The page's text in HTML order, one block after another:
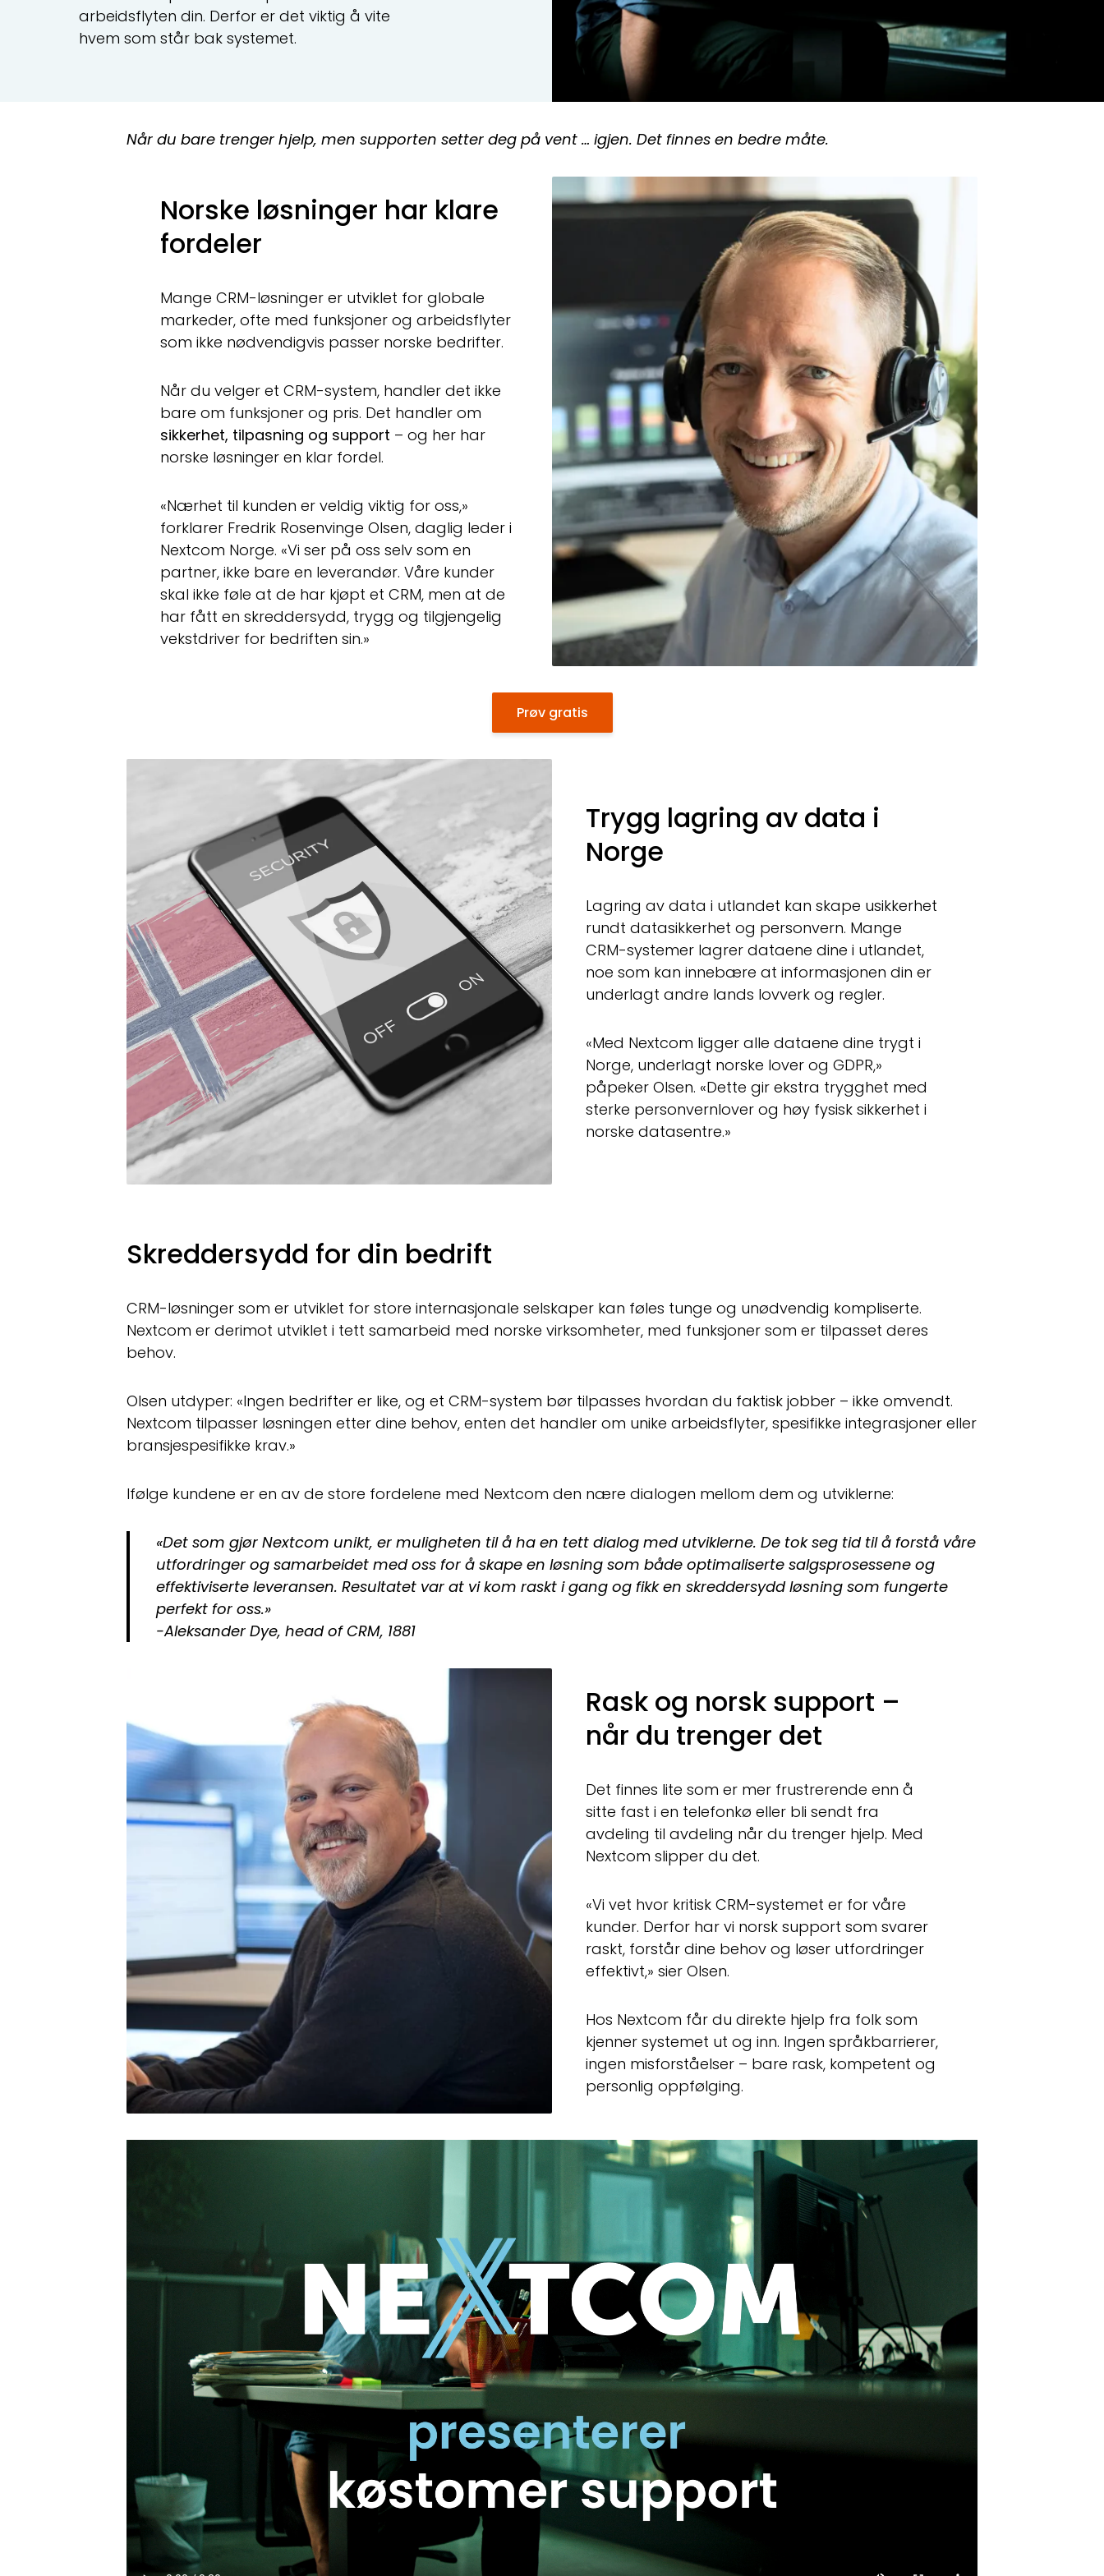
arbeidsflyten din. Derfor er det viktig å vite
hvem som står bak systemet.
Når du bare trenger hjelp, men supporten setter deg på vent … igjen. Det finnes en bedre måte.
Norske løsninger har klare
fordeler
Mange CRM-løsninger er utviklet for globale
markeder, ofte med funksjoner og arbeidsflyter
som ikke nødvendigvis passer norske bedrifter.
Når du velger et CRM-system, handler det ikke
bare om funksjoner og pris. Det handler om
sikkerhet, tilpasning og support – og her har
norske løsninger en klar fordel.
«Nærhet til kunden er veldig viktig for oss,»
forklarer Fredrik Rosenvinge Olsen, daglig leder i
Nextcom Norge. «Vi ser på oss selv som en
partner, ikke bare en leverandør. Våre kunder
skal ikke føle at de har kjøpt et CRM, men at de
har fått en skreddersydd, trygg og tilgjengelig
vekstdriver for bedriften sin.»
Prøv gratis
Trygg lagring av data i
Norge
Lagring av data i utlandet kan skape usikkerhet
rundt datasikkerhet og personvern. Mange
CRM-systemer lagrer dataene dine i utlandet,
noe som kan innebære at informasjonen din er
underlagt andre lands lovverk og regler.
«Med Nextcom ligger alle dataene dine trygt i
Norge, underlagt norske lover og GDPR,»
påpeker Olsen. «Dette gir ekstra trygghet med
sterke personvernlover og høy fysisk sikkerhet i
norske datasentre.»
Skreddersydd for din bedrift
CRM-løsninger som er utviklet for store internasjonale selskaper kan føles tunge og unødvendig kompliserte.
Nextcom er derimot utviklet i tett samarbeid med norske virksomheter, med funksjoner som er tilpasset deres
behov.
Olsen utdyper: «Ingen bedrifter er like, og et CRM-system bør tilpasses hvordan du faktisk jobber – ikke omvendt.
Nextcom tilpasser løsningen etter dine behov, enten det handler om unike arbeidsflyter, spesifikke integrasjoner eller
bransjespesifikke krav.»
Ifølge kundene er en av de store fordelene med Nextcom den nære dialogen mellom dem og utviklerne:
«Det som gjør Nextcom unikt, er muligheten til å ha en tett dialog med utviklerne. De tok seg tid til å forstå våre
utfordringer og samarbeidet med oss for å skape en løsning som både optimaliserte salgsprosessene og
effektiviserte leveransen. Resultatet var at vi kom raskt i gang og fikk en skreddersydd løsning som fungerte
perfekt for oss.»
-Aleksander Dye, head of CRM, 1881
Rask og norsk support –
når du trenger det
Det finnes lite som er mer frustrerende enn å
sitte fast i en telefonkø eller bli sendt fra
avdeling til avdeling når du trenger hjelp. Med
Nextcom slipper du det.
«Vi vet hvor kritisk CRM-systemet er for våre
kunder. Derfor har vi norsk support som svarer
raskt, forstår dine behov og løser utfordringer
effektivt,» sier Olsen.
Hos Nextcom får du direkte hjelp fra folk som
kjenner systemet ut og inn. Ingen språkbarrierer,
ingen misforståelser – bare rask, kompetent og
personlig oppfølging.